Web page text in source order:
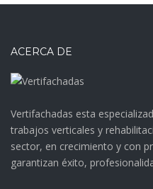
ACERCA DE
Vertifachadas esta
trabajos verticales y
sector, en crecimiento y con
garantizan éxito,